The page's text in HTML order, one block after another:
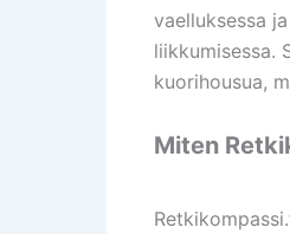
vaelluksessa
liikkumisessa.
kuorihousua,
Miten